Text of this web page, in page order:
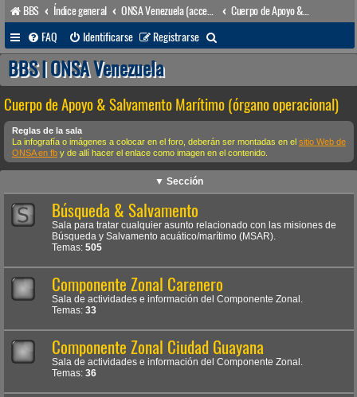
BBS Índice general ONSA Venezuela (acceso público)
Cuerpo de Apoyo & Salvamento Marítimo (órgano operacional)
FAQ
Identificarse Registrarse
u
c
a
r
BBS | ONSA Venezuela
Cuerpo de Apoyo & Salvamento Marítimo (órgano operacional)
Reglas de la sala
La infografía o imágenes a colocar en el foro, deberán ser montadas en el sitio Web de
ONSA en fb y de allí hacer el enlace como imagen en el contenido.
▼ Sección
Búsqueda & Salvamento
Sala para tratar cualquier asunto relacionado con las misiones de
Búsqueda y Salvamento acuático/marítimo (MSAR).
Temas: 505
Componente Zonal Carenero
Sala de actividades e información del Componente Zonal.
Temas: 33
Componente Zonal Ciudad Guayana
Sala de actividades e información del Componente Zonal.
Temas: 36